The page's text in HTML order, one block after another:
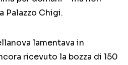
Palazzo Chigi.
lamentava in
ricevuto la bozza di 150